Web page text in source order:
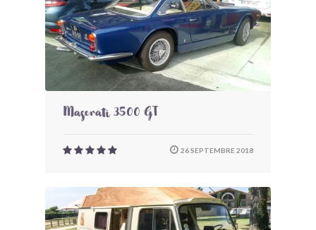
Maserati 3500 GT
26 SEPTEMBRE 2018